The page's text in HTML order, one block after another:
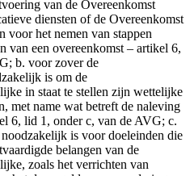
van de Overeenkomst
diensten of de Overeenkomst
voor het nemen van stappen
van een overeenkomst – artikel 6,
b. voor zover de
is om de
in staat te stellen zijn wettelijke
met name wat betreft de naleving
6, lid 1, onder c, van de AVG; c.
is voor doeleinden die
belangen van de
zoals het verrichten van